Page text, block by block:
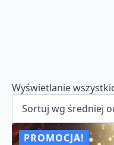
Wyświetlanie
PROMOCJA!